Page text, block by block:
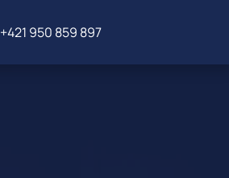
+421 950 859 897